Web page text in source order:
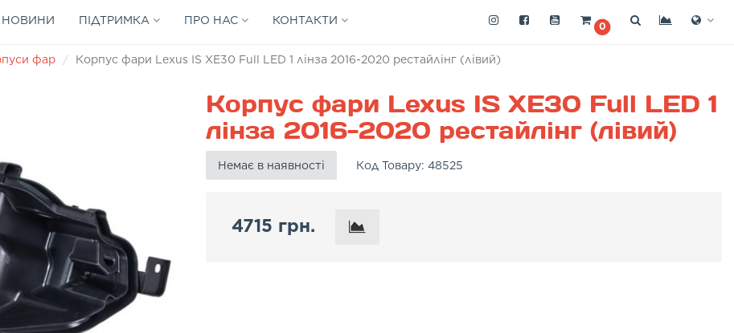
НОВИНИ ПІДТРИМКА ПРО НАС КОНТАКТИ 0
фар Корпус фари Lexus IS XE30 Full LED 1 лінза 2016-2020 рестайлінг (лівий)
Корпус фари Lexus IS XE30 Full LED 1
лінза 2016-2020 рестайлінг (лівий)
Немає в наявності Код Товару: 48525
4715 грн.